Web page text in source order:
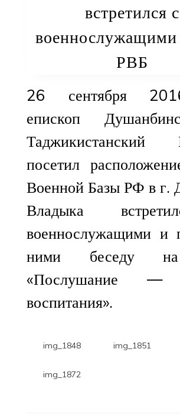
встретился с
РВБ
26 сентября
епископ
Таджикистанский
посетил
Военной Базы РФ в г.
Владыка
военнослужащими и
ними беседу
«Послушание —
воспитания».
img_1848 img_1851
img_1872